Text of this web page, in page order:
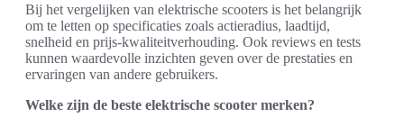
Bij het vergelijken van elektrische scooters is het belangrijk
om te letten op specificaties zoals actieradius, laadtijd,
snelheid en prijs-kwaliteitverhouding. Ook reviews en tests
kunnen waardevolle inzichten geven over de prestaties en
ervaringen van andere gebruikers.
Welke zijn de beste elektrische scooter merken?